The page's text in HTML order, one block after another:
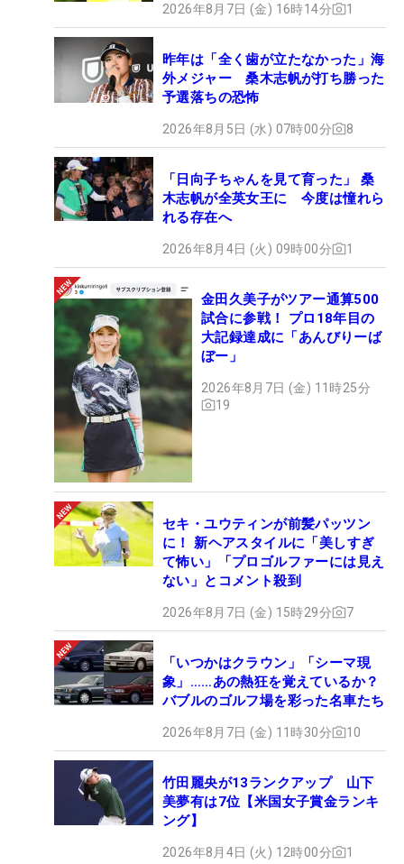
2026年8月7日 (金) 16時14分 1
昨年は「全く歯が立たなかった」海
外メジャー 桑木志帆が打ち勝った
予選落ちの恐怖
2026年8月5日 (水) 07時00分 8
「日向子ちゃんを見て育った」 桑
木志帆が全英女王に 今度は憧れら
れる存在へ
2026年8月4日 (火) 09時00分 1
金田久美子がツアー通算500
試合に参戦！ プロ18年目の
大記録達成に「あんびりーば
ぼー」
2026年8月7日 (金) 11時25分
19
セキ・ユウティンが前髪パッツン
に！ 新ヘアスタイルに「美しすぎ
て怖い」「プロゴルファーには見え
ない」とコメント殺到
2026年8月7日 (金) 15時29分 7
「いつかはクラウン」「シーマ現
象」……あの熱狂を覚えているか？
バブルのゴルフ場を彩った名車たち
2026年8月7日 (金) 11時30分 10
竹田麗央が13ランクアップ 山下
美夢有は7位【米国女子賞金ランキ
ング】
2026年8月4日 (火) 12時00分 1